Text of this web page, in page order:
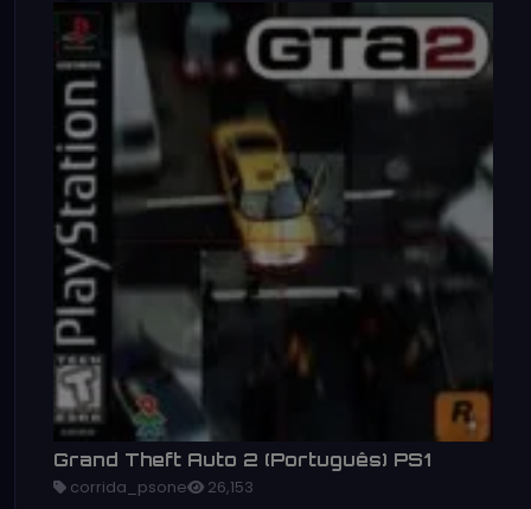
Grand Theft Auto 2 (Português) PS1
corrida_psone 26,153